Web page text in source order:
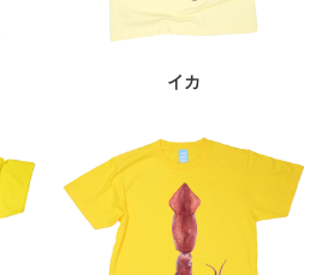
イカ